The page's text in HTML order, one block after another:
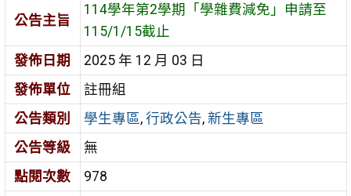
公告主旨
114學年第2學期「學雜費減免」申請至
115/1/15截止
發佈日期
2025 年 12 月 03 日
發佈單位
註冊組
公告類別
學生專區, 行政公告, 新生專區
公告等級
無
點閱次數
978